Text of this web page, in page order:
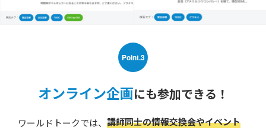
Point.3
オンライン企画にも参加できる！
ワールドトークでは、 講師同士の情報交換会やイベント